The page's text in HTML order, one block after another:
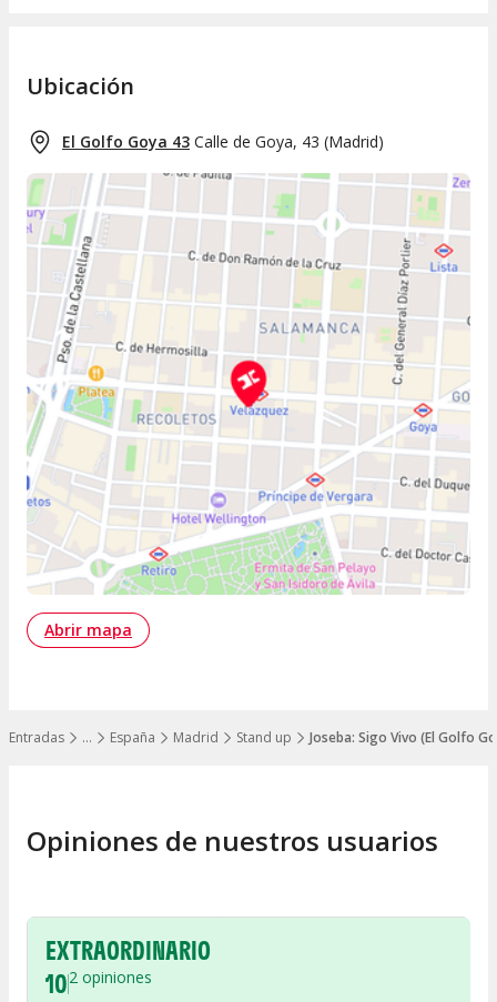
…
Mostrar todos los niveles
Entradas España Madrid Stand up Joseba: Sigo Vivo (El Golfo
Ubicación
El Golfo Goya 43 Calle de Goya, 43 (Madrid)
Abrir mapa
Opiniones de nuestros usuarios
EXTRAORDINARIO
102 opiniones